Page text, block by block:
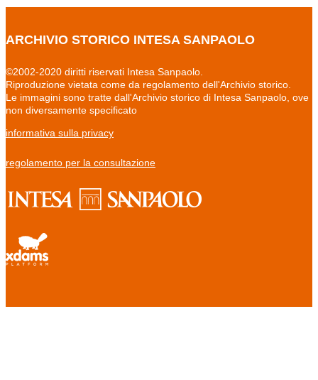
ARCHIVIO STORICO INTESA SANPAOLO
©2002-2020 diritti riservati Intesa Sanpaolo.
Riproduzione vietata come da regolamento dell'Archivio storico.
Le immagini sono tratte dall'Archivio storico di Intesa Sanpaolo, ove
non diversamente specificato
informativa sulla privacy
regolamento per la consultazione